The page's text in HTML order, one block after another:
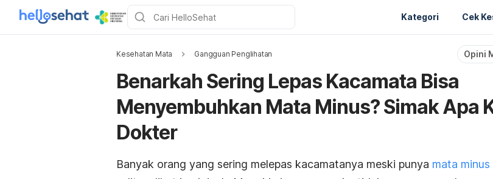
Kategori Cek
Kesehatan Mata Gangguan Penglihatan Opini
Benarkah Sering Lepas Kacamata Bisa
Menyembuhkan Mata Minus? Simak Apa
Dokter
Banyak orang yang sering melepas kacamatanya meski punya mata minus